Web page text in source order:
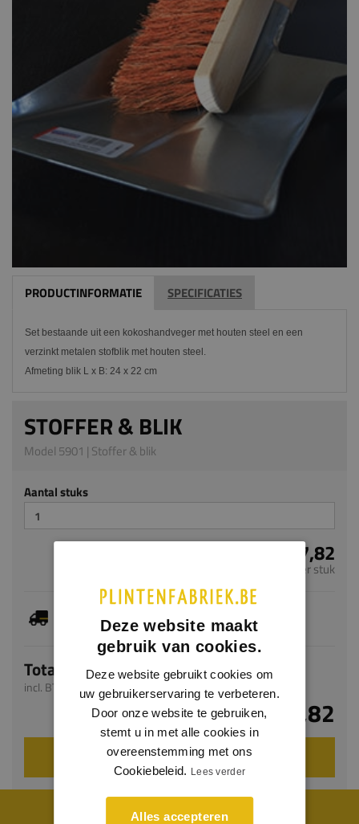
PRODUCTINFORMATIE SPECIFICATIES
Set bestaande uit een kokoshandveger met houten steel en een
verzinkt metalen stofblik met houten steel.
Afmeting blik L x B: 24 x 22 cm
STOFFER & BLIK
Model 5901 | Stoffer & blik
Aantal stuks
€ 7,82
per stuk
Dit artikel is voorradig, de verwachte levertijd
bedraagt 1-3 werkdagen
Totaal
incl. BTW
€ 7,82
VOEG TOE AAN WINKELWAGEN
WIJ WORDEN BEOORDEELD MET EEN 8.8
Deze website maakt
gebruik van cookies.
Deze website gebruikt cookies om
uw gebruikerservaring te verbeteren.
Door onze website te gebruiken,
stemt u in met alle cookies in
overeenstemming met ons
Cookiebeleid. Lees verder
Alles accepteren